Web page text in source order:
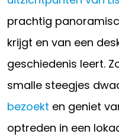
prachtig
krijgt en van een
geschiedenis leert.
smalle steegjes
bezoekt en geniet
optreden in een